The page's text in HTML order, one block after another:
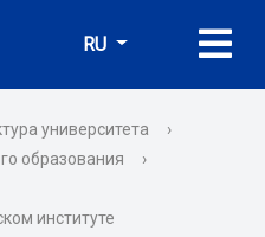
RU
университета
›
образования
›
институте